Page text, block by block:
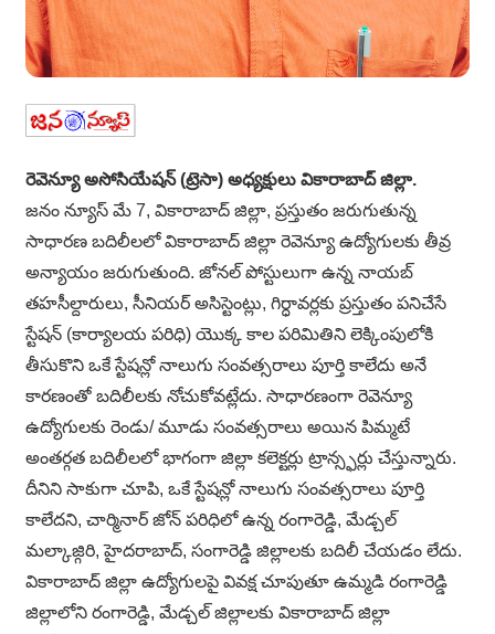
రెవెన్యూ అసోసియేషన్ (ట్రెసా) అధ్యక్షులు వికారాబాద్ జిల్లా.
జనం న్యూస్ మే 7, వికారాబాద్ జిల్లా, ప్రస్తుతం జరుగుతున్న
సాధారణ బదిలీలలో వికారాబాద్ జిల్లా రెవెన్యూ ఉద్యోగులకు తీవ్ర
అన్యాయం జరుగుతుంది. జోనల్ పోస్టులుగా ఉన్న నాయబ్
తహసీల్దారులు, సీనియర్ అసిస్టెంట్లు, గిర్ధావర్లకు ప్రస్తుతం పనిచేసే
స్టేషన్ (కార్యాలయ పరిధి) యొక్క కాల పరిమితిని లెక్కింపులోకి
తీసుకొని ఒకే స్టేషన్లో నాలుగు సంవత్సరాలు పూర్తి కాలేదు అనే
కారణంతో బదిలీలకు నోచుకోవట్లేదు. సాధారణంగా రెవెన్యూ
ఉద్యోగులకు రెండు/ మూడు సంవత్సరాలు అయిన పిమ్మటే
అంతర్గత బదిలీలలో భాగంగా జిల్లా కలెక్టర్లు ట్రాన్స్ఫర్లు చేస్తున్నారు.
దీనిని సాకుగా చూపి, ఒకే స్టేషన్లో నాలుగు సంవత్సరాలు పూర్తి
కాలేదని, చార్మినార్ జోన్ పరిధిలో ఉన్న రంగారెడ్డి, మేడ్చల్
మల్కాజ్గిరి, హైదరాబాద్, సంగారెడ్డి జిల్లాలకు బదిలీ చేయడం లేదు.
వికారాబాద్ జిల్లా ఉద్యోగులపై వివక్ష చూపుతూ ఉమ్మడి రంగారెడ్డి
జిల్లాలోని రంగారెడ్డి, మేడ్చల్ జిల్లాలకు వికారాబాద్ జిల్లా